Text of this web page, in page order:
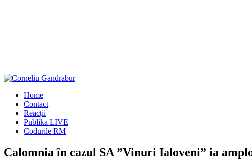
Home
Contact
Reacții
Publika LIVE
Codurile RM
Calomnia în cazul SA ”Vinuri Ialoveni” ia